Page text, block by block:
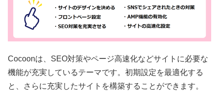
Cocoonは、SEO対策やページ高速化などサイトに必要な
機能が充実しているテーマです。初期設定を最適化する
と、さらに充実したサイトを構築することができます。